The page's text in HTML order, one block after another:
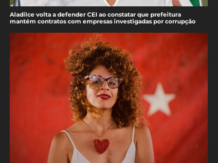
Aladilce volta a defender CEI ao constatar que prefeitura
mantém contratos com empresas investigadas por corrupção